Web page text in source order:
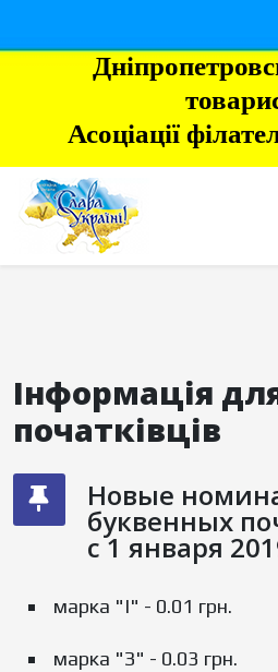
Асоціації
Інформація
початківців
Новые
буквенных
с 1 января
марка "І" -
марка "З" - 0.03 грн.